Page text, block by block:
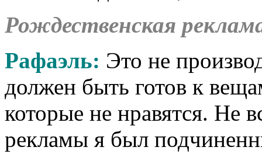
Рождественская
Рафаэль: Это не
должен быть готов к
которые не нравятся. Не
рекламы я был